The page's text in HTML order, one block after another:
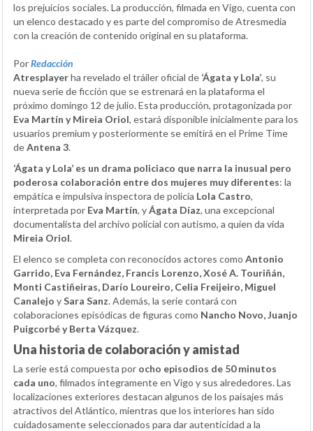
los prejuicios sociales. La producción, filmada en Vigo, cuenta con
un elenco destacado y es parte del compromiso de Atresmedia
con la creación de contenido original en su plataforma.
PorRedacción
Atresplayerha revelado el tráiler oficial de ‘Ágata y Lola’, su
nueva serie de ficción que se estrenará en la plataforma el
próximo domingo 12 de julio. Esta producción, protagonizada por
Eva Martín y Mireia Oriol, estará disponible inicialmente para los
usuarios premium y posteriormente se emitirá en el Prime Time
deAntena 3.
‘Ágata y Lola’ es un drama policiaco que narra la inusual pero
poderosa colaboración entre dos mujeres muy diferentes: la
empática e impulsiva inspectora de policía Lola Castro,
interpretada por Eva Martín, yÁgata Díaz, una excepcional
documentalista del archivo policial con autismo, a quien da vida
Mireia Oriol.
El elenco se completa con reconocidos actores como Antonio
Garrido, Eva Fernández, Francis Lorenzo, Xosé A. Touriñán,
Monti Castiñeiras, Darío Loureiro, Celia Freijeiro, Miguel
Canalejo ySara Sanz. Además, la serie contará con
colaboraciones episódicas de figuras como Nancho Novo, Juanjo
Puigcorbé y Berta Vázquez.
Una historia de colaboración y amistad
La serie está compuesta por ocho episodios de 50 minutos
cada uno, filmados íntegramente en Vigo y sus alrededores. Las
localizaciones exteriores destacan algunos de los paisajes más
atractivos del Atlántico, mientras que los interiores han sido
cuidadosamente seleccionados para dar autenticidad a la